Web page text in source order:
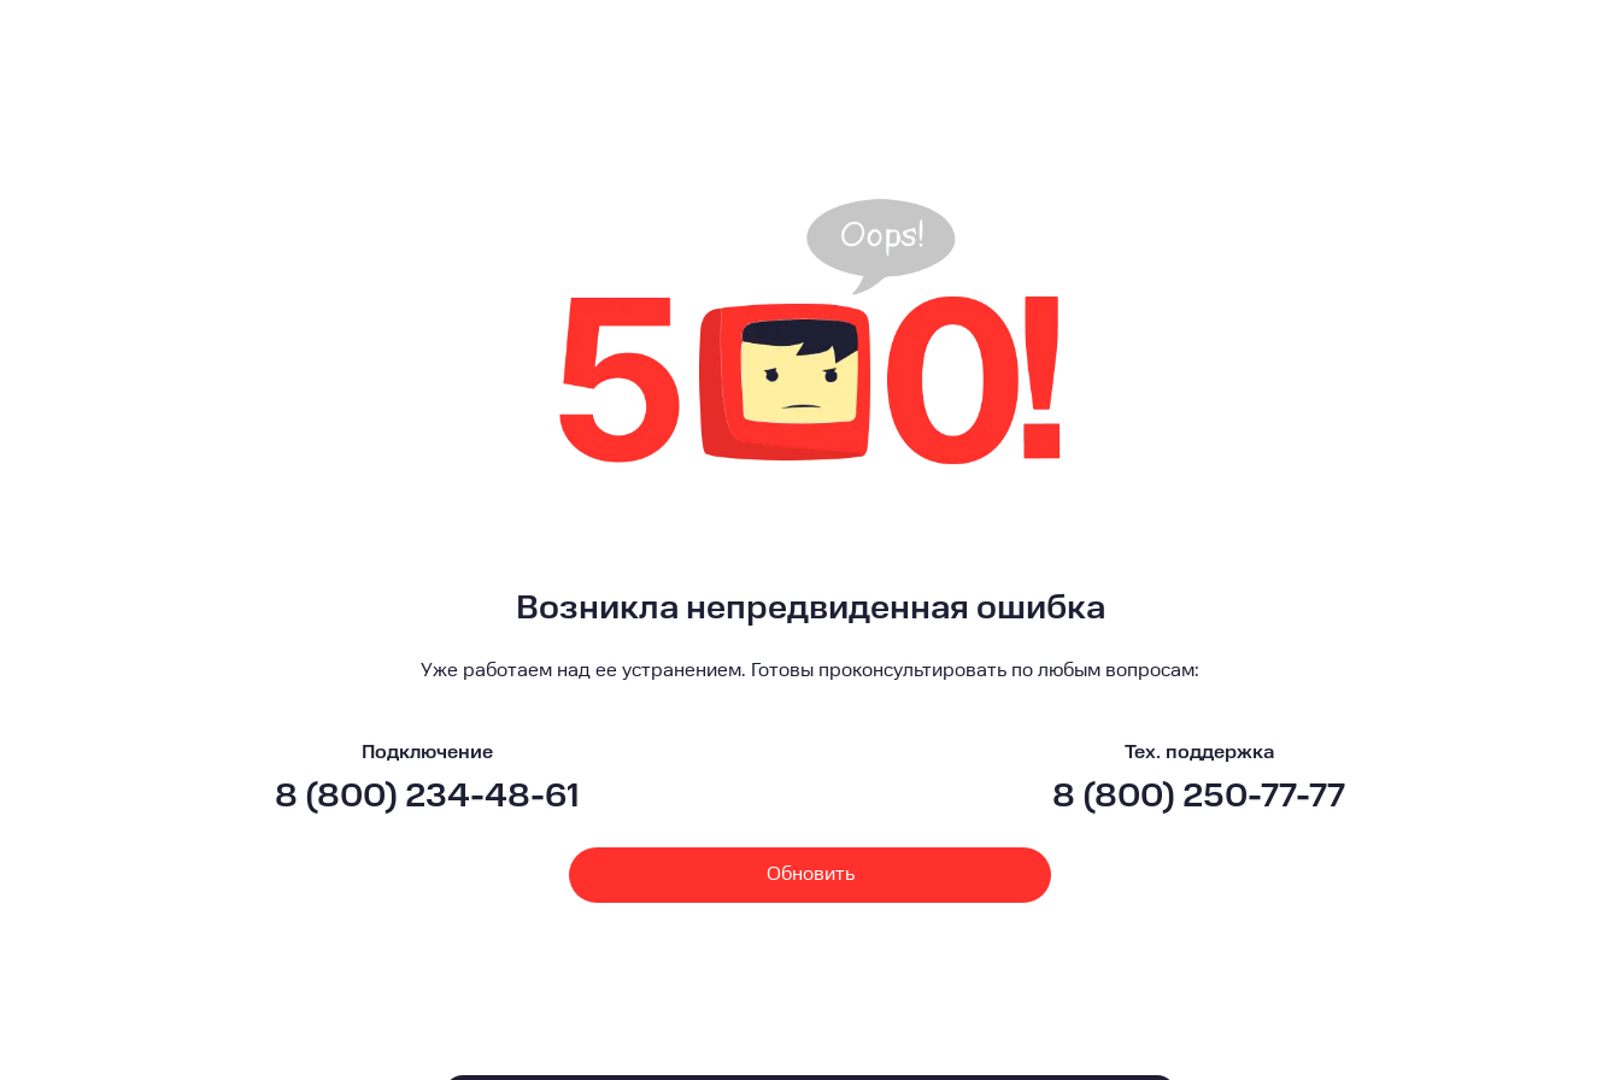
Возникла непредвиденная ошибка
Уже работаем над ее устранением. Готовы проконсультировать по любым вопросам:
Подключение
8 (800) 234-48-61
Тех. поддержка
8 (800) 250-77-77
Обновить